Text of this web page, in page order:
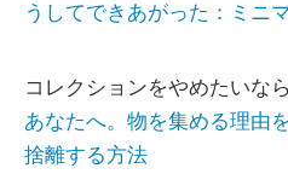
うしてできあがった：ミニ
コレクションをやめたいな
あなたへ。物を集める理由
捨離する方法